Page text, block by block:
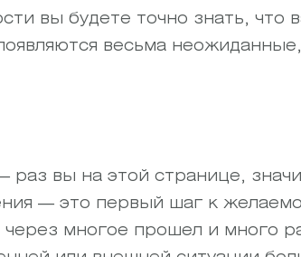
вы будете точно знать, что
весьма
раз вы на этой странице,
— это первый шаг к
через многое прошел и много